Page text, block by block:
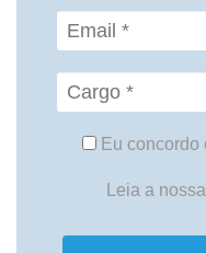
Eu concordo
Leia a nossa